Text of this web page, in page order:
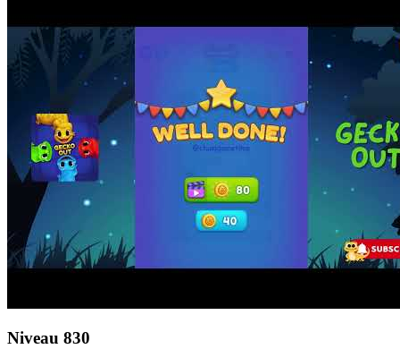
Niveau 830